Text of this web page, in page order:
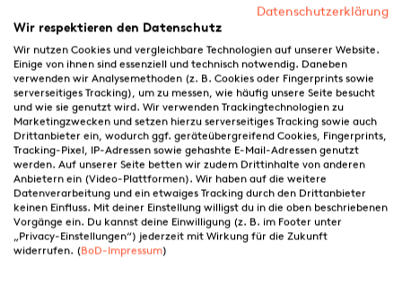
Die Heldenreise: Dein
Datenschutzerklärung
Wir respektieren den Datenschutz
Wir nutzen Cookies und vergleichbare Technologien auf unserer Website.
Einige von ihnen sind essenziell und technisch notwendig. Daneben
verwenden wir Analysemethoden (z. B. Cookies oder Fingerprints sowie
serverseitiges Tracking), um zu messen, wie häufig unsere Seite besucht
und wie sie genutzt wird. Wir verwenden Trackingtechnologien zu
Marketingzwecken und setzen hierzu serverseitiges Tracking sowie auch
Drittanbieter ein, wodurch ggf. geräteübergreifend Cookies, Fingerprints,
Tracking-Pixel, IP-Adressen sowie gehashte E-Mail-Adressen genutzt
werden. Auf unserer Seite betten wir zudem Drittinhalte von anderen
Anbietern ein (Video-Plattformen). Wir haben auf die weitere
Datenverarbeitung und ein etwaiges Tracking durch den Drittanbieter
keinen Einfluss. Mit deiner Einstellung willigst du in die oben beschriebenen
Vorgänge ein. Du kannst deine Einwilligung (z. B. im Footer unter
„Privacy-Einstellungen“) jederzeit mit Wirkung für die Zukunft
widerrufen. (BoD-Impressum)